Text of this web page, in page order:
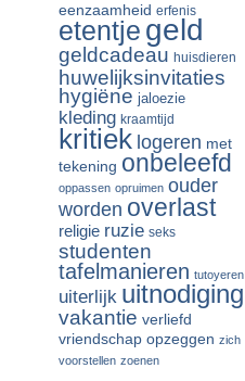
eenzaamheid erfenis
etentje geld
geldcadeau huisdieren
huwelijksinvitaties
hygiëne jaloezie
kleding kraamtijd
kritiek logeren met
tekening onbeleefd
oppassen opruimen ouder
worden overlast
religie ruzie seks
studenten
tafelmanieren tutoyeren
uiterlijk uitnodiging
vakantie verliefd
vriendschap opzeggen zich
voorstellen zoenen